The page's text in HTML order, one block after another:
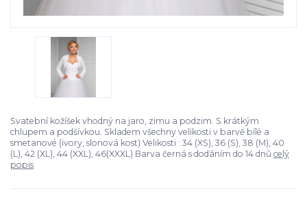
Svatební kožíšek vhodný na jaro, zimu a podzim. S krátkým
chlupem a podšívkou. Skladem všechny velikosti v barvě bílé a
smetanové (ivory, slonová kost) Velikosti : 34 (XS), 36 (S), 38 (M), 40
(L), 42 (XL), 44 (XXL), 46(XXXL) Barva černá s dodáním do 14 dnů celý
popis